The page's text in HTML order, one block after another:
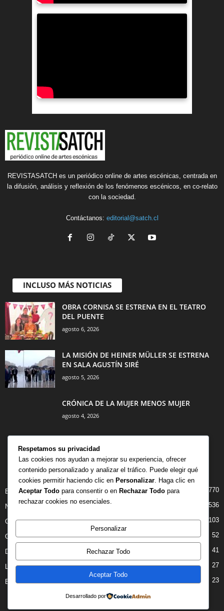
REVISTASATCH es un periódico online de artes escénicas, centrada en
la difusión, análisis y reflexión de los fenómenos escénicos, en co-relato
con la sociedad.
Contáctanos: editorial@satch.cl
INCLUSO MÁS NOTICIAS
OBRA CORNISA SE ESTRENA EN EL TEATRO
DEL PUENTE
agosto 6, 2026
LA MISIÓN DE HEINER MÜLLER SE ESTRENA
EN SALA AGUSTÍN SIRÉ
agosto 5, 2026
CRÓNICA DE LA MUJER MENOS MUJER
agosto 4, 2026
CATEGORÍA POPULAR
BIBLIOTECA 770
NOTICIAS 536
CRITICAS 103
OPINION 52
DANZA 41
LIBROS 27
ENTREVISTAS 23
Respetamos su privacidad
Las cookies nos ayudan a mejorar su experiencia, ofrecer
contenido personalizado y analizar el tráfico. Puede elegir qué
cookies permitir haciendo clic en Personalizar . Haga clic en
Aceptar Todo para consentir o en Rechazar Todo para
rechazar cookies no esenciales.
Personalizar
Rechazar Todo
Aceptar Todo
Desarrollado por